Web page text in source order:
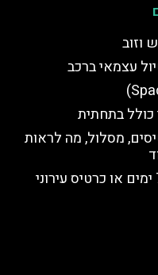
וזוב
עצמאי ברכב
כולל בתחתית
מסלול, מה לראות
קמפניה פאס: ארטקארד 3 – 7 ימים או כרטיס עירוני